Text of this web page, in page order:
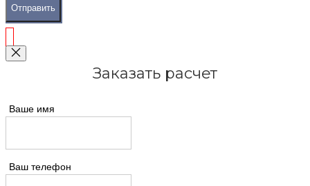
Отправить
Заказать расчет
Ваше имя
Ваш телефон